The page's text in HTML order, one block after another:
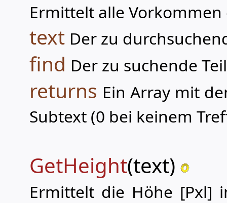
Ermittelt alle
text Der zu
find Der zu suchende
returns Ein Array mit
Subtext (0 bei keinem
GetHeight(text)
Ermittelt die Höhe [Pxl]